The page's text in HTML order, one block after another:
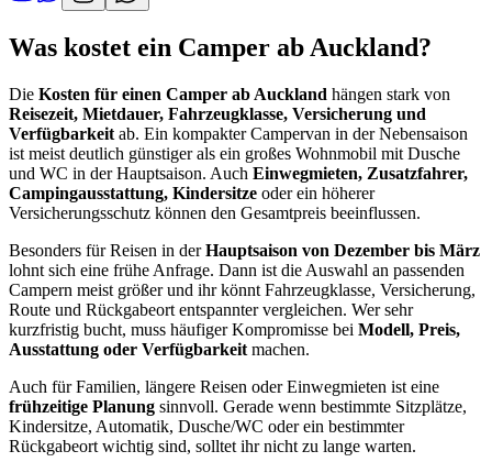
Was kostet ein Camper ab Auckland?
Die Kosten für einen Camper ab Auckland hängen stark von
Reisezeit, Mietdauer, Fahrzeugklasse, Versicherung und
Verfügbarkeit ab. Ein kompakter Campervan in der Nebensaison
ist meist deutlich günstiger als ein großes Wohnmobil mit Dusche
und WC in der Hauptsaison. Auch Einwegmieten, Zusatzfahrer,
Campingausstattung, Kindersitze oder ein höherer
Versicherungsschutz können den Gesamtpreis beeinflussen.
Besonders für Reisen in derHauptsaison von Dezember bis März
lohnt sich eine frühe Anfrage. Dann ist die Auswahl an passenden
Campern meist größer und ihr könnt Fahrzeugklasse, Versicherung,
Route und Rückgabeort entspannter vergleichen. Wer sehr
kurzfristig bucht, muss häufiger Kompromisse bei Modell, Preis,
Ausstattung oder Verfügbarkeit machen.
Auch für Familien, längere Reisen oder Einwegmieten ist eine
frühzeitige Planung sinnvoll. Gerade wenn bestimmte Sitzplätze,
Kindersitze, Automatik, Dusche/WC oder ein bestimmter
Rückgabeort wichtig sind, solltet ihr nicht zu lange warten.